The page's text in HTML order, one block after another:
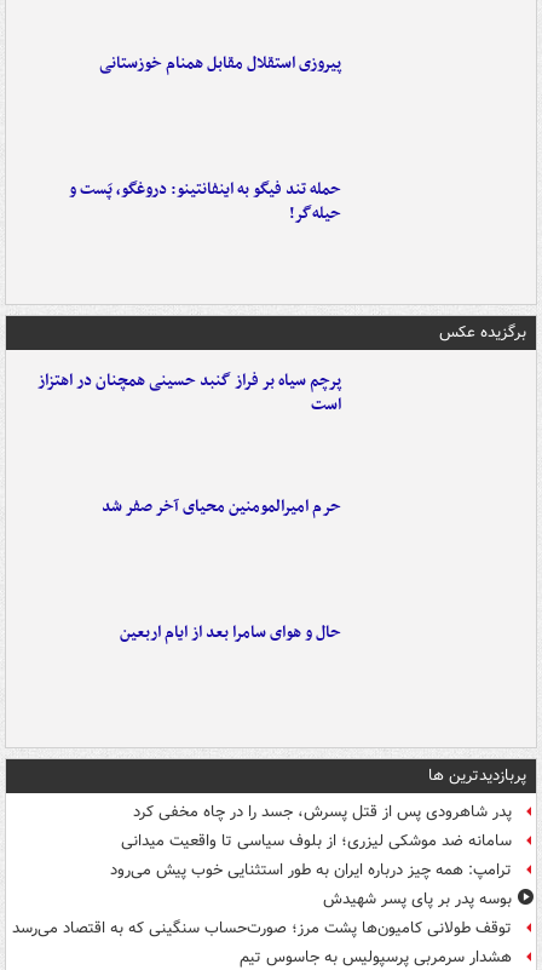
پیروزی استقلال مقابل همنام خوزستانی
حمله تند فیگو به اینفانتینو: دروغگو، پَست‌ و
حیله‌گر!
برگزیده عکس
پرچم سیاه بر فراز گنبد حسینی همچنان در اهتزاز
است
حرم امیرالمومنین محیای آخر صفر شد
حال و هوای سامرا بعد از ایام اربعین
پربازدیدترین ها
پدر شاهرودی پس از قتل پسرش، جسد را در چاه مخفی کرد
سامانه ضد موشکی لیزری؛ از بلوف سیاسی تا واقعیت میدانی
ترامپ: همه چیز درباره ایران به طور استثنایی خوب پیش می‌رود
بوسه‌ پدر بر پای پسر شهیدش
توقف طولانی کامیون‌ها پشت مرز؛ صورت‌حساب سنگینی که به اقتصاد می‌رسد
هشدار سرمربی پرسپولیس به جاسوس تیم